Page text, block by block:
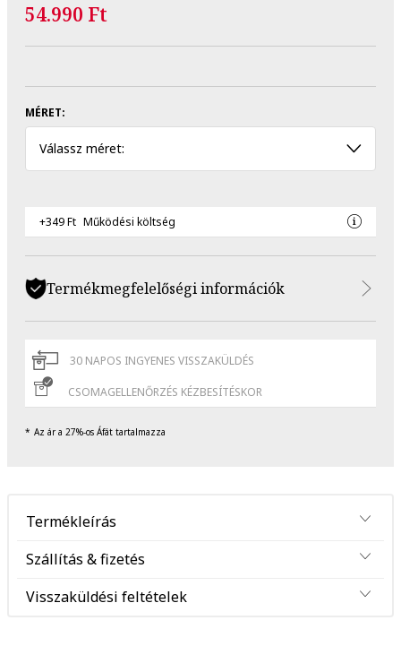
54.990 Ft
MÉRET:
Válassz méret:
+349 Ft Működési költség
Termékmegfelelőségi információk
30 NAPOS INGYENES VISSZAKÜLDÉS
CSOMAGELLENŐRZÉS KÉZBESÍTÉSKOR
Az ár a 27%-os Áfát tartalmazza
Termékleírás
Szállítás & fizetés
Visszaküldési feltételek